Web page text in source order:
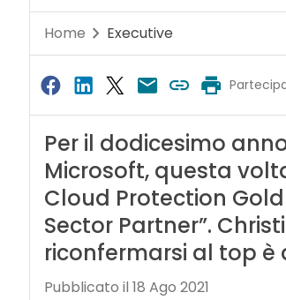
Home Executive
Per il dodicesimo
Microsoft, questa
Cloud Protection
Sector Partner”.
riconfermarsi al top è
Pubblicato il 18 Ago 2021